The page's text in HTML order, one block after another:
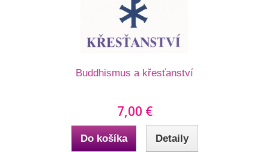
Buddhismus a křesťanství
7,00 €
Do košíka Detaily